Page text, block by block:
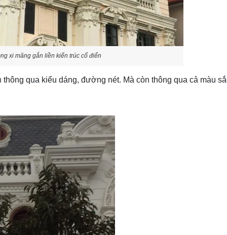
xi măng gắn liền kiến trúc cổ điển
qua kiểu dáng, đường nét. Mà còn thông qua cả màu